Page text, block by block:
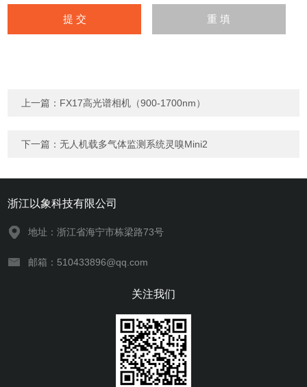
上一篇： FX17高光谱相机（900-1700nm）
下一篇：无人机载多气体监测系统灵嗅Mini2
浙江以象科技有限公司
地址：浙江省海宁市栋梁路73号
邮箱：510433896@qq.com
关注我们